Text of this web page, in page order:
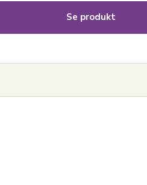
Se produkt